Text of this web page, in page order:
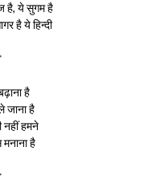
है, ये सुगम है
है ये हिन्दी
है
जाना है
नहीं हमने
मनाना है